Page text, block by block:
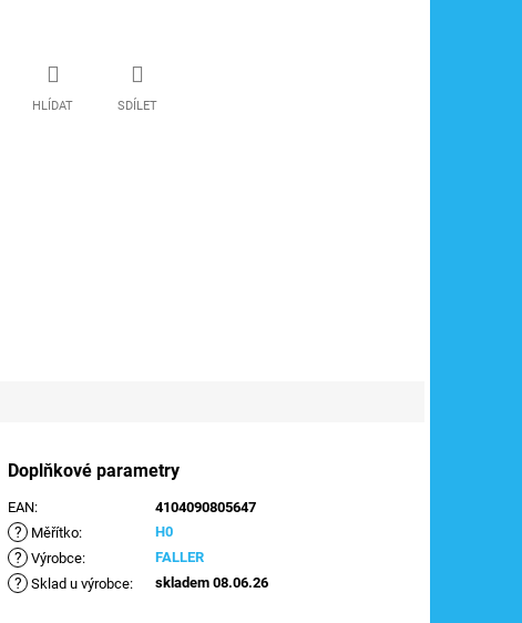
HLÍDAT SDÍLET
Doplňkové parametry
EAN: 4104090805647
? Měřítko: H0
? Výrobce: FALLER
? Sklad u výrobce: skladem 08.06.26